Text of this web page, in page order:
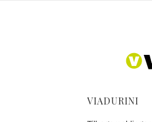
VIADURINI